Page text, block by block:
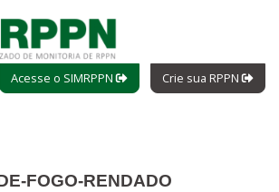
Acesse o SIMRPPN Crie sua RPPN
FOGO-RENDADO